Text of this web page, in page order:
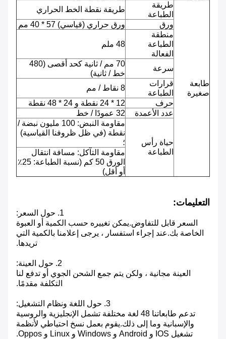
طابعة
صغيرة
طريقة
الطباعة
طريقة نقطة الخط الحراري
ورق
ورق حراري (قياسي) 57 * 40 مم
منطقة
الطباعة
الفعالة
48 ملم
سرعة
70 مم / ثانية كحد أقصى (480
خط / ثانية)
قرارات
الطباعة
8 نقاط / مم
حرف
12 * 24 نقطة و 24 * 48 نقطة
عدد الأعمدة
32 عمودًا / خط
حياة رأس
الطباعة
مقاومة النبض: 100 مليون نبضة /
نقطة (في ظل ظروفنا القياسية)
؛
مقاومة التآكل: مسافة انتقال
الورق 50 كم (نسبة الطباعة: 25٪
أو أقل)
التعليمات:
1. حول السعر:
السعر قابل للتفاوض.يمكن تغييره حسب الكمية أو العبوة
الخاصة بك.عند إجراء استفسار ، يرجى إعلامنا بالكمية التي
تريدها.
2. حول العينة:
العينة مجانية ، ولكن يتم جمع الشحن الجوي أو تدفع لنا
التكلفة مقدمًا.
3. حول اللغة ونظام التشغيل:
تدعم طابعاتنا 48 لغة مختلفة تشمل الإنجليزية والروسية
والإسبانية وما إلى ذلك.يقوم بعمل نسخ احتياطي لأنظمة
تشغيل IOS و Android و Windows و Linux و Oppos.